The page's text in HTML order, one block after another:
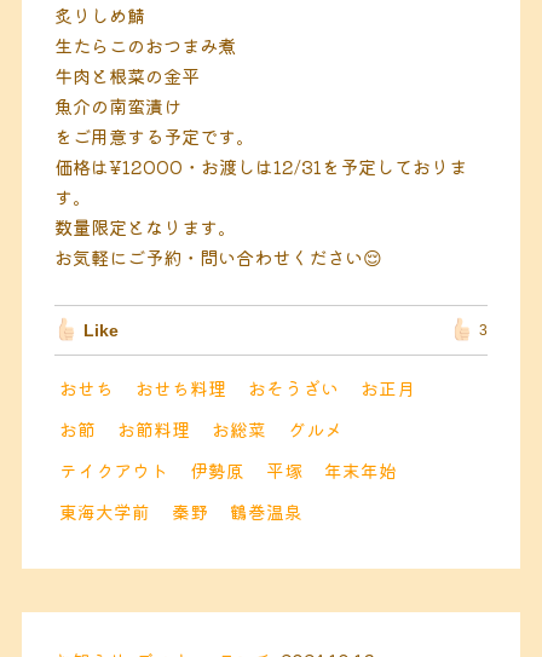
炙りしめ鯖
生たらこのおつまみ煮
牛肉と根菜の金平
魚介の南蛮漬け
をご用意する予定です。
価格は¥12000・お渡しは12/31を予定しておりま
す。
数量限定となります。
お気軽にご予約・問い合わせください😌
Like 3
おせち おせち料理 おそうざい
お正月
お節
お節料理 お総菜
グルメ
テイクアウト
伊勢原 平塚
年末年始
東海大学前
秦野 鶴巻温泉